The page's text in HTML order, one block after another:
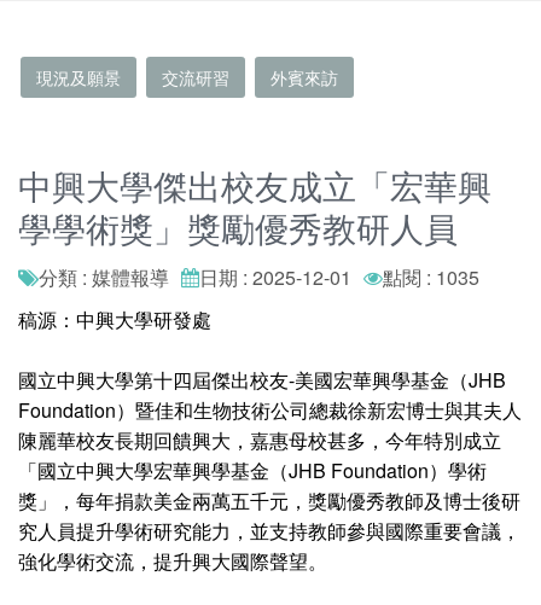
現況及願景 交流研習 外賓來訪
中興大學傑出校友成立「宏華興
學學術獎」獎勵優秀教研人員
分類 : 媒體報導 日期 : 2025-12-01
點閱 : 1035
稿源：中興大學研發處
國立中興大學第十四屆傑出校友-美國宏華興學基金（JHB
Foundation）暨佳和生物技術公司總裁徐新宏博士與其夫人
陳麗華校友長期回饋興大，嘉惠母校甚多，今年特別成立
「國立中興大學宏華興學基金（JHB Foundation）學術
獎」，每年捐款美金兩萬五千元，獎勵優秀教師及博士後研
究人員提升學術研究能力，並支持教師參與國際重要會議，
強化學術交流，提升興大國際聲望。